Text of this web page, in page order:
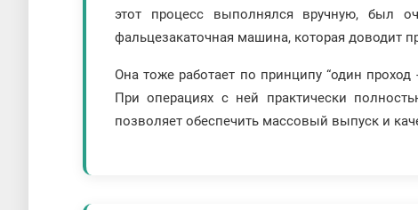
этот процесс выполнялся вручную, был
фальцезакаточная машина, которая доводит
Она тоже работает по принципу “один
При операциях с ней практически
позволяет обеспечить массовый выпуск и